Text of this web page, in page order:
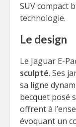
SUV compact
technologie.
Le design
Le Jaguar E-
sculpté. Ses
sa ligne
becquet posé
offrent à
évoquant un